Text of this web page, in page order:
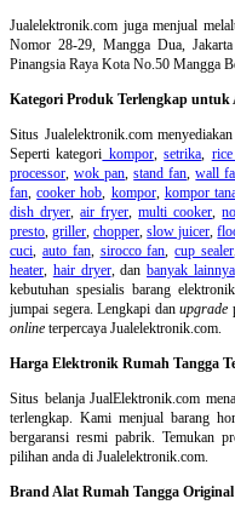
Jualelektronik.com juga menjual
Nomor 28-29, Mangga Dua,
Pinangsia Raya Kota No.50 Mangga
Kategori Produk Terlengkap untuk
Situs Jualelektronik.com
Seperti kategori kompor,setrika
processor ,wok pan ,stand fan ,wall
fan ,cooker hob kompor, kompor
dish dryer ,air fryer ,multi cooker ,
presto ,griller ,chopper ,slow juicer ,
cuci auto fan, sirocco fan ,cup sealer
heater hair dryer, dan banyak lainnya
kebutuhan spesialis barang
jumpai segera. Lengkapi danupgrade
online terpercaya Jualelektronik.com.
Harga Elektronik Rumah Tangga
Situs belanjaJualElektronik.com
terlengkap. Kami menjual barang
bergaransi resmi pabrik. Temukan
pilihan anda di Jualelektronik.com.
Brand Alat Rumah Tangga